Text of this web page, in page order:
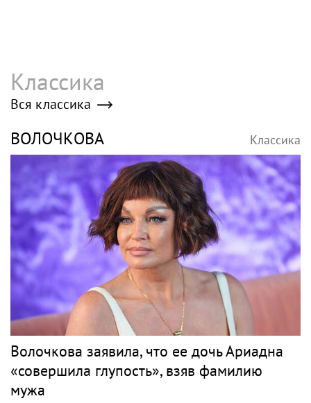
Классика
Вся классика
ВОЛОЧКОВА Классика
Волочкова заявила, что ее дочь Ариадна
«совершила глупость», взяв фамилию
мужа